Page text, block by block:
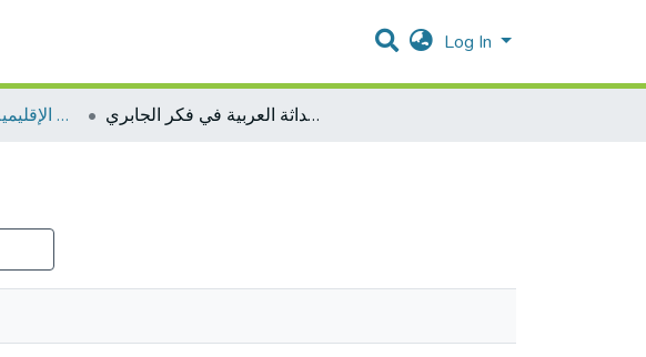
Log In
Regional Studies الدراسات الإقليمية الحداثة العربية في فكر الجابري